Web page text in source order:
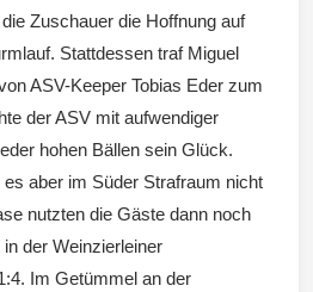
Zuschauer die Hoffnung auf
Stattdessen traf Miguel
ASV-Keeper Tobias Eder zum
der ASV mit aufwendiger
hohen Bällen sein Glück.
aber im Süder Strafraum nicht
nutzten die Gäste dann noch
der Weinzierleiner
Im Getümmel an der